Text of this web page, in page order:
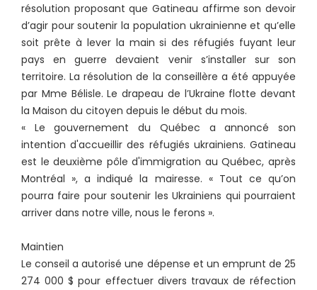
résolution proposant que Gatineau affirme son devoir
d’agir pour soutenir la population ukrainienne et qu’elle
soit prête à lever la main si des réfugiés fuyant leur
pays en guerre devaient venir s’installer sur son
territoire. La résolution de la conseillère a été appuyée
par Mme Bélisle. Le drapeau de l’Ukraine flotte devant
la Maison du citoyen depuis le début du mois.
« Le gouvernement du Québec a annoncé son
intention d'accueillir des réfugiés ukrainiens. Gatineau
est le deuxième pôle d'immigration au Québec, après
Montréal », a indiqué la mairesse. « Tout ce qu’on
pourra faire pour soutenir les Ukrainiens qui pourraient
arriver dans notre ville, nous le ferons ».
Maintien
Le conseil a autorisé une dépense et un emprunt de 25
274 000 $ pour effectuer divers travaux de réfection